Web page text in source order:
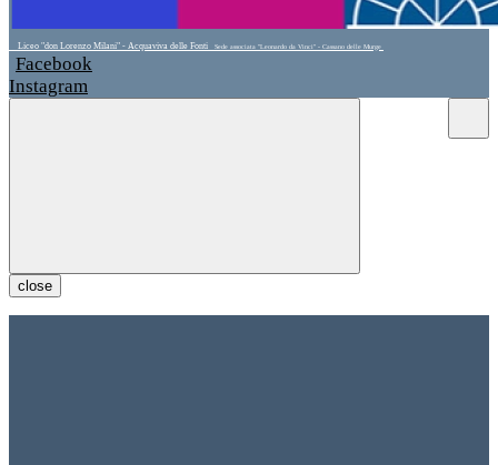
Liceo "don Lorenzo Milani" - Acquaviva delle Fonti Sede associata "Leonardo da Vinci" - Cassano delle Murge
Facebook
Instagram
close